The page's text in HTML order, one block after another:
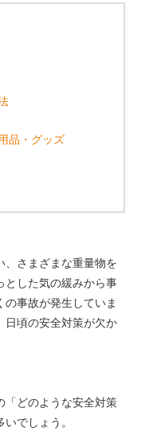
品・グッズ
、さまざまな重量物を
とした気の緩みから事
事故が発生していま
日頃の安全対策が欠か
「どのような安全対策
でしょう。